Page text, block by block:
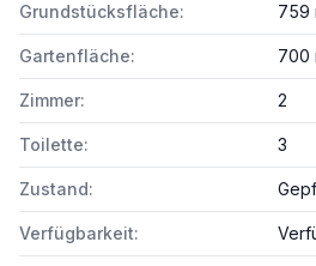
Grundstücksfläche: 759
Gartenfläche: 700
Zimmer: 2
Toilette: 3
Zustand:
Verfügbarkeit: